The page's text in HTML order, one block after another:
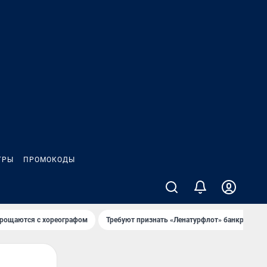
ПРОМОКОДЫ
с хореографом Требуют признать «Ленатурфлот» банкротом